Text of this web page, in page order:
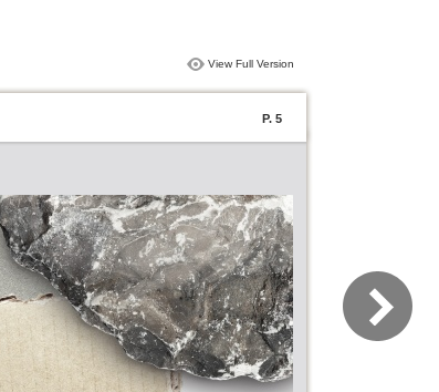
View Full Version
P. 5